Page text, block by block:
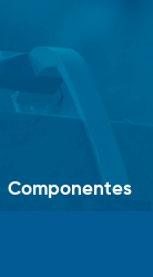
Componentes